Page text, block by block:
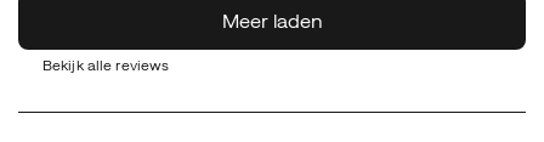
Bekijk alle reviews